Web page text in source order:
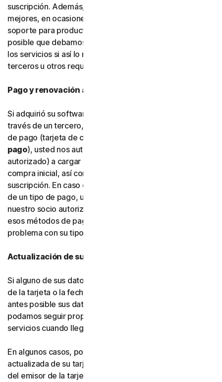
suscripción. Además, para poder crear cosas nuevas y
mejores, en ocasiones debemos dejar de ofrecer
soporte para productos más antiguos. También es
posible que debamos modificar funciones del software y
los servicios si así lo requieren plataformas y software de
terceros u otros requisitos fuera de nuestro control.
Pago y renovación automática
Si adquirió su software directamente con nosotros y no a
través de un tercero, cuando nos facilite su información
de pago (tarjeta de crédito o débito u otro
pago), usted nos autoriza a nosotros (o a nuestro socio
autorizado) a cargar en su tipo de pago el importe de la
compra inicial, así como las renovaciones de la
suscripción. En caso de que proporcione y almacene más
de un tipo de pago, usted nos autoriza a nosotros (o a
nuestro socio autorizado) a cargar automáticamente
esos métodos de pago alternativos si se produce algún
problema con su tipo de pago principal.
Actualización de sus datos de pago
Si alguno de sus datos de pago cambia (como el número
de la tarjeta o la fecha de vencimiento), actualice lo
antes posible sus datos de pago en su cuenta, para que
podamos seguir proporcionándole el software y los
servicios cuando llegue el momento de la renovación.
En algunos casos, podemos recibir información
actualizada de su tarjeta de crédito o débito por parte
del emisor de la tarjeta o de la red de tarjetas, y la